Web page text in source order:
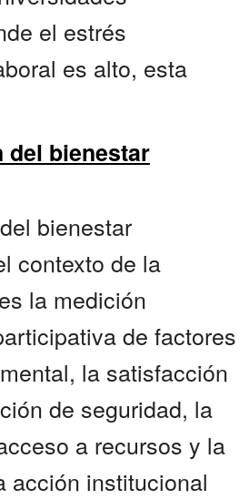
el estrés
es alto, esta
del bienestar
bienestar
contexto de la
la medición
de factores
la satisfacción
de seguridad, la
a recursos y la
acción institucional